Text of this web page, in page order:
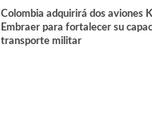
Colombia adquirirá dos aviones
Embraer para fortalecer su
transporte militar